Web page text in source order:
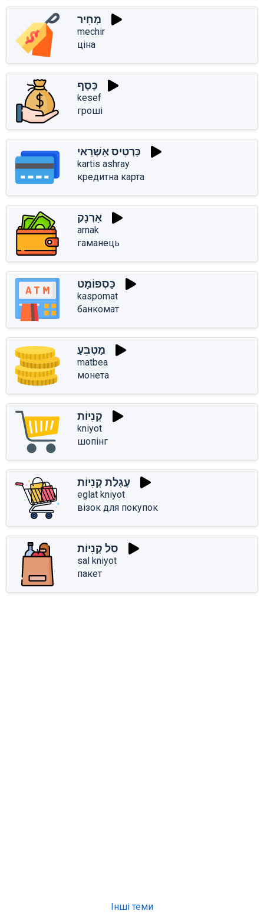
מְחִיר
mechir
ціна
כֶּסֶף
kesef
гроші
כַּרְטִיס אַשְׁרַאי
kartis ashray
кредитна карта
אַרְנָק
arnak
гаманець
כַּסְפּוֹמָט
kaspomat
банкомат
מַטְבֵּעַ
matbea
монета
קְנִיּוֹת
kniyot
шопінг
עֶגְלַת קְנִיּוֹת
eglat kniyot
візок для покупок
סַל קְנִיּוֹת
sal kniyot
пакет
Інші теми